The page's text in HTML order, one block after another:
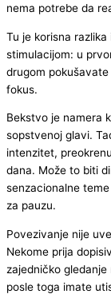
nema potrebe da
Tu je korisna
stimulacijom: u
drugom
fokus.
Bekstvo je namera
sopstvenoj glavi.
intenzitet,
dana. Može to biti
senzacionalne
za pauzu.
Povezivanje nije
Nekome prija
zajedničko
posle toga imate